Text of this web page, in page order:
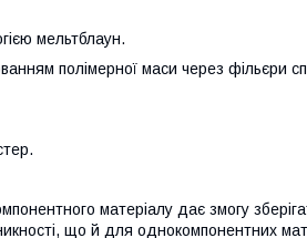
мельтблаун.
полімерної маси через фільєри
матеріалу дає змогу
що й для однокомпонентних